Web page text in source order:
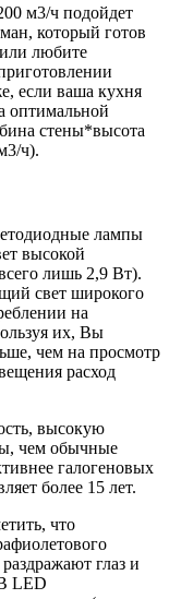
м3/ч подойдет
который готов
любите
если ваша кухня
оптимальной
стены*высота
ч).
лампы
высокой
лишь 2,9 Вт).
свет широкого
на
их, Вы
чем на просмотр
расход
высокую
чем обычные
галогеновых
более 15 лет.
что
глаз и
LED